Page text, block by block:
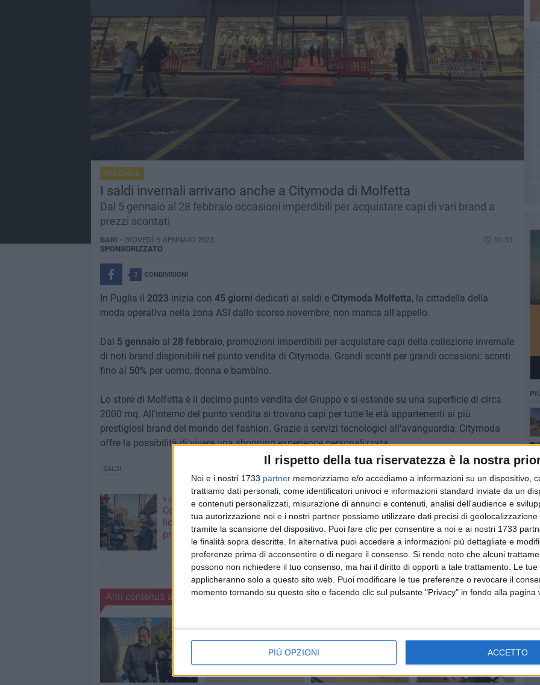
Il rispetto della tua riservatezza è la nostra
Noi e i nostri 1733 partner memorizziamo e/o accediamo a informazioni su un dispositivo,
trattiamo dati personali, come identificatori univoci e informazioni standard inviate da un
e contenuti personalizzati, misurazione di annunci e contenuti, analisi dell'audience e
tua autorizzazione noi e i nostri partner possiamo utilizzare dati precisi di
tramite la scansione del dispositivo. Puoi fare clic per consentire a noi e ai nostri 1733
le finalità sopra descritte. In alternativa puoi accedere a informazioni più dettagliate e
preferenze prima di acconsentire o di negare il consenso. Si rende noto che alcuni
possono non richiedere il tuo consenso, ma hai il diritto di opporti a tale trattamento. Le
applicheranno solo a questo sito web. Puoi modificare le tue preferenze o revocare il
momento tornando su questo sito e facendo clic sul pulsante "Privacy" in fondo alla pagina
PIÙ OPZIONI ACCETTO
SPECIALE
I saldi invernali arrivano anche a Citymoda di Molfetta
Dal 5 gennaio al 28 febbraio occasioni imperdibili per acquistare capi di vari brand a
prezzi scontati
BARI - GIOVEDÌ 5 GENNAIO 2023
10.33
SPONSORIZZATO
3 CONDIVISIONI
In Puglia il 2023 inizia con 45 giorni dedicati ai saldi e Citymoda Molfetta, la cittadella della
moda operativa nella zona ASI dallo scorso novembre, non manca all'appello.
Dal 5 gennaioal 28 febbraio, promozioni imperdibili per acquistare capi della collezione invernale
di noti brand disponibili nel punto vendita di Citymoda. Grandi sconti per grandi occasioni: sconti
fino al 50% per uomo, donna e bambino.
Lo store di Molfetta è il decimo punto vendita del Gruppo e si estende su una superficie di circa
2000 mq. All'interno del punto vendita si trovano capi per tutte le età appartenenti ai più
prestigiosi brand del mondo del fashion. Grazie a servizi tecnologici all'avanguardia, Citymoda
offre la possibilità di vivere una shopping experience personalizzata.
SALDI
9 AGOSTO 2026
Controlli dei NAS nel Barese: una
licenza sospesa e 27mila
prodotti sequestrati
9 AGOSTO 2026
35° Anniversario arrivo della
Vlora: Bari fa rete
Altri contenuti a tema